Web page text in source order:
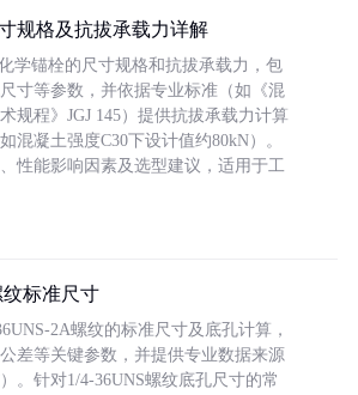
规格及抗拔承载力详解
学锚栓的尺寸规格和抗拔承载力，包
寸等参数，并依据专业标准（如《混
规程》JGJ 145）提供抗拔承载力计算
混凝土强度C30下设计值约80kN）。
性能影响因素及选型建议，适用于工
纹标准尺寸
2A螺纹的标准尺寸及底孔计算，
差等关键参数，并提供专业数据来源
。针对1/4-36UNS螺纹底孔尺寸的常